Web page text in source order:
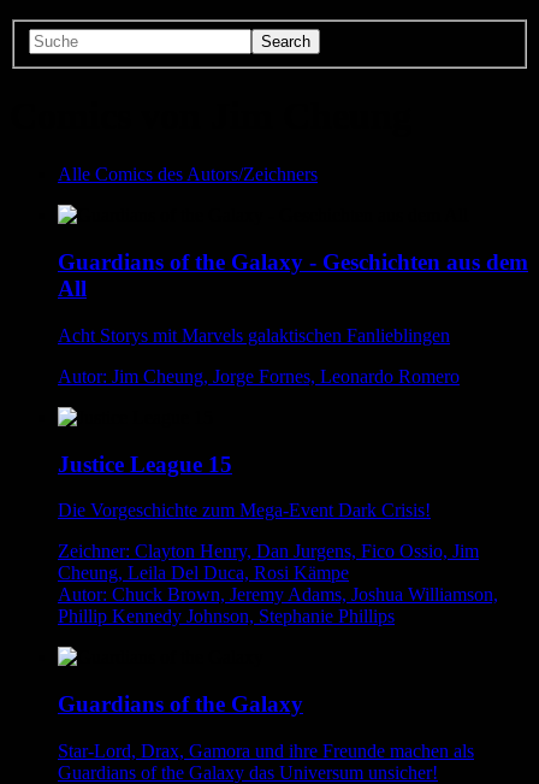
Alle Comics des Autors/Zeichners
Guardians of the Galaxy - Geschichten aus dem
All
Acht Storys mit Marvels galaktischen Fanlieblingen
Autor: Jim Cheung, Jorge Fornes, Leonardo Romero
Justice League 15
Die Vorgeschichte zum Mega-Event Dark Crisis!
Zeichner: Clayton Henry, Dan Jurgens, Fico Ossio, Jim
Cheung, Leila Del Duca, Rosi Kämpe
Autor: Chuck Brown, Jeremy Adams, Joshua Williamson,
Phillip Kennedy Johnson, Stephanie Phillips
Guardians of the Galaxy
Star-Lord, Drax, Gamora und ihre Freunde machen als
Guardians of the Galaxy das Universum unsicher!